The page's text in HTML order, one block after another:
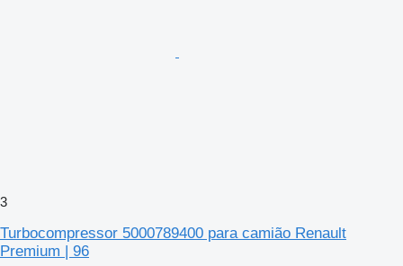
3
Turbocompressor 5000789400 para camião Renault
Premium | 96